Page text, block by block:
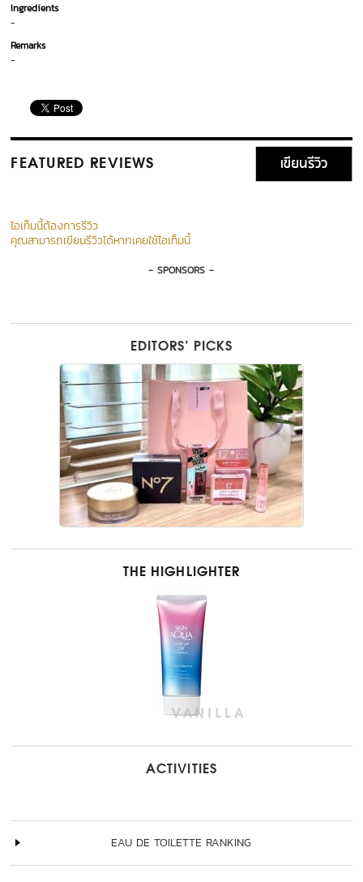
Ingredients
-
Remarks
-
FEATURED REVIEWS เขียนรีวิว
ไอเท็มนี้ต้องการรีวิว
คุณสามารถเขียนรีวิวได้หากเคยใช้ไอเท็มนี้
- SPONSORS -
EDITORS’ PICKS
THE HIGHLIGHTER
ACTIVITIES
EAU DE TOILETTE RANKING